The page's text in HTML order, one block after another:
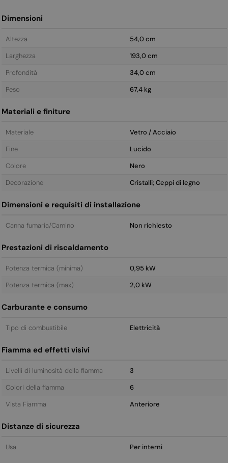
Dimensioni
Altezza
54,0 cm
Larghezza
193,0 cm
Profondità
34,0 cm
Peso
67,4 kg
Materiali e finiture
Materiale
Vetro / Acciaio
Fine
Lucido
Colore
Nero
Decorazione
Cristalli; Ceppi di legno
Dimensioni e requisiti di installazione
Canna fumaria/Camino Non richiesto
Prestazioni di riscaldamento
Potenza termica (minima)
0,95 kW
Potenza termica (max)
2,0 kW
Carburante e consumo
Tipo di combustibile Elettricità
Fiamma ed effetti visivi
Livelli di luminosità della fiamma
3
Colori della fiamma
6
Vista Fiamma
Anteriore
Distanze di sicurezza
Usa Per interni